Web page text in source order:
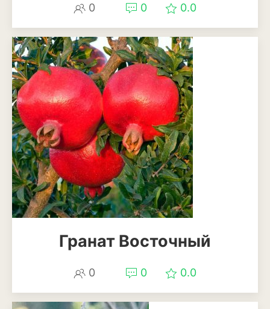
Роза
Рудбекия
Тюльпан
Фиалка
Физалис
Флокс
Форзиция
Фуксия
0 0 0.0
Гранат Восточный
0 0 0.0